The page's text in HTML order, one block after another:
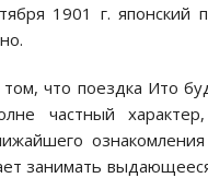
1901 г. японский
что поездка Ито
частный
занимать